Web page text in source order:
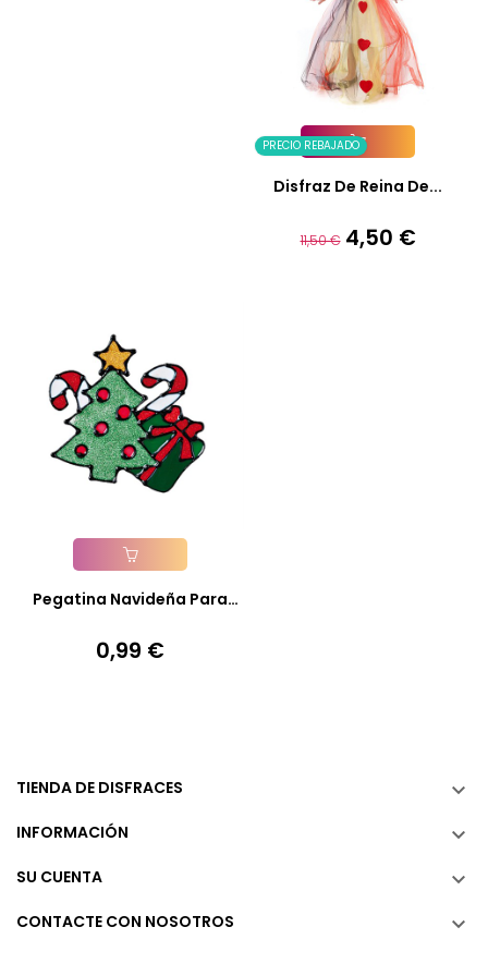
PRECIO REBAJADO
Añadir A La Cesta
Disfraz De Reina De...
Precio
11,50 € Precio
4,50 €
Añadir A La Cesta
Pegatina Navideña Para
Precio
0,99 €
TIENDA DE DISFRACES 
INFORMACIÓN 
SU CUENTA 
CONTACTE CON NOSOTROS 